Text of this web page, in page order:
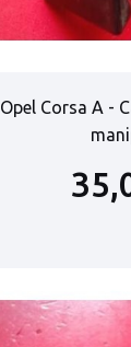
Opel Corsa A -